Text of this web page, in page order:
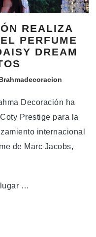
REALIZA
PERFUME
DREAM
Decoración ha
Prestige para la
internacional
de Marc Jacobs,
lugar …